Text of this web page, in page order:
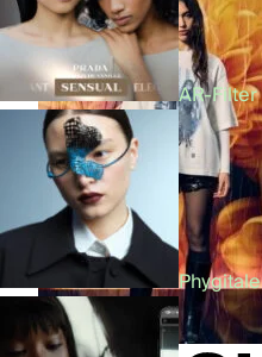
AR-Filter
Phygitale